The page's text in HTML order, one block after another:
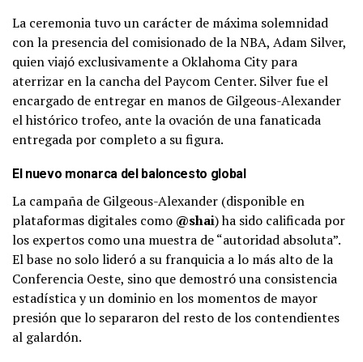
La ceremonia tuvo un carácter de máxima solemnidad
con la presencia del comisionado de la NBA, Adam Silver,
quien viajó exclusivamente a Oklahoma City para
aterrizar en la cancha del Paycom Center. Silver fue el
encargado de entregar en manos de Gilgeous-Alexander
el histórico trofeo, ante la ovación de una fanaticada
entregada por completo a su figura.
El nuevo monarca del baloncesto global
La campaña de Gilgeous-Alexander (disponible en
plataformas digitales como @shai) ha sido calificada por
los expertos como una muestra de “autoridad absoluta”.
El base no solo lideró a su franquicia a lo más alto de la
Conferencia Oeste, sino que demostró una consistencia
estadística y un dominio en los momentos de mayor
presión que lo separaron del resto de los contendientes
al galardón.